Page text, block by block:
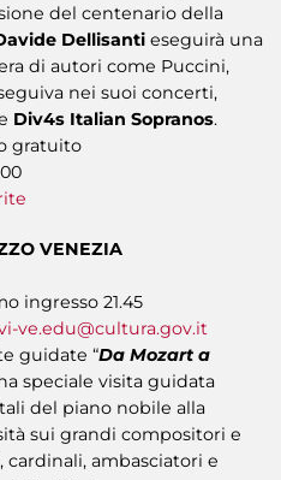
del centenario della
Dellisanti eseguirà una
di autori come Puccini,
nei suoi concerti,
Div4s Italian Sopranos.
gratuito
VENEZIA
ingresso 21.45
ve.edu@cultura.gov.it
guidate “Da Mozart a
speciale visita guidata
del piano nobile alla
sui grandi compositori e
ambasciatori e